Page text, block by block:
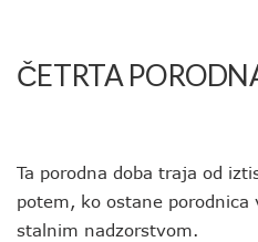
ČETRTA
Ta porodna doba traja od
potem, ko ostane porodnica
stalnim nadzorstvom.